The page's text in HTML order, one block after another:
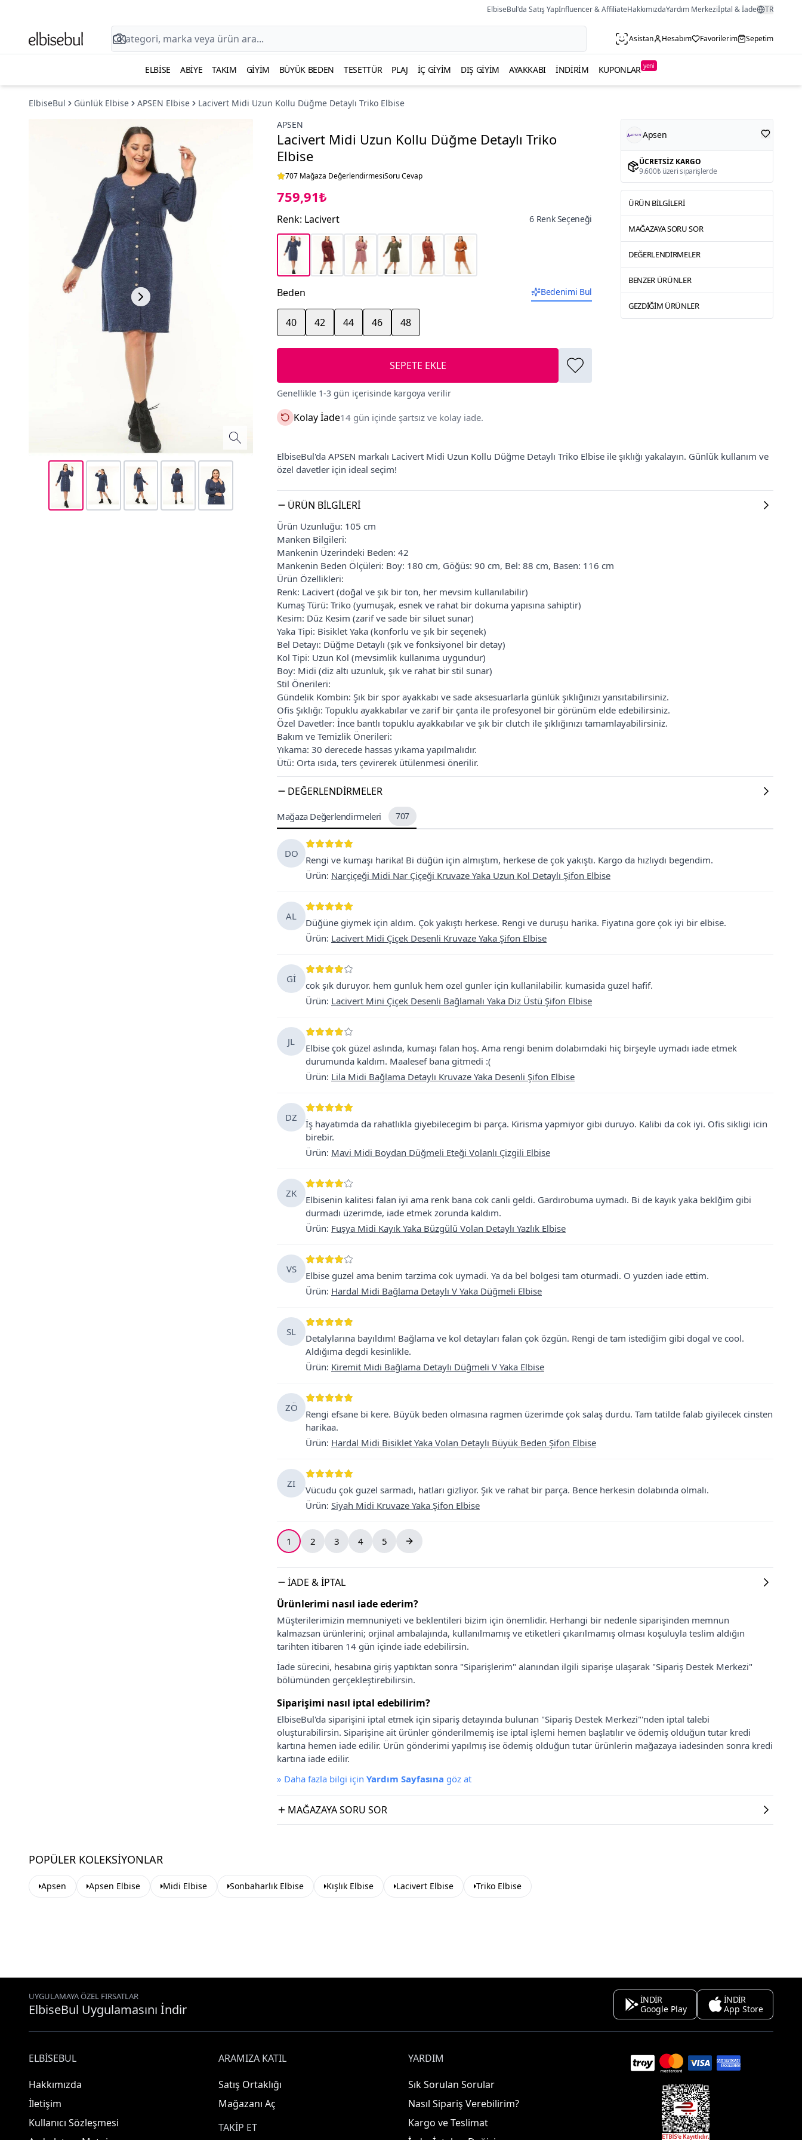
ElbiseBul'da Satış YapInfluencer & AffiliateHakkımızdaYardım Merkeziİptal & İade TR
Asistan Hesabım Favorilerim Sepetim
ELBISE ABIYE TAKIM GIYIM BÜYÜK BEDEN TESETTÜR PLAJ İÇ GIYIM DIŞ GIYIM AYAKKABI İNDIRIM KUPONLAR yeni
ElbiseBul Günlük Elbise APSEN Elbise
Lacivert Midi Uzun Kollu Düğme Detaylı Triko Elbise
APSEN
Lacivert Midi Uzun Kollu Düğme Detaylı Triko
Elbise
707 Mağaza DeğerlendirmesiSoru Cevap
759,91₺
Renk: Lacivert 6 Renk Seçeneği
Beden Bedenimi Bul
40 42 44 46 48
SEPETE EKLE
Genellikle 1-3 gün içerisinde kargoya verilir
Kolay İade14 gün içinde şartsız ve kolay iade.
Apsen
ÜCRETSIZ KARGO
9.600₺ üzeri siparişlerde
ÜRÜN BILGILERI
MAĞAZAYA SORU SOR
DEĞERLENDIRMELER
BENZER ÜRÜNLER
GEZDIĞIM ÜRÜNLER
ElbiseBul'da APSEN markalı Lacivert Midi Uzun Kollu Düğme Detaylı Triko Elbise ile şıklığı yakalayın. Günlük kullanım ve
özel davetler için ideal seçim!
ÜRÜN BILGILERI
Ürün Uzunluğu: 105 cm
Manken Bilgileri:
Mankenin Üzerindeki Beden: 42
Mankenin Beden Ölçüleri: Boy: 180 cm, Göğüs: 90 cm, Bel: 88 cm, Basen: 116 cm
Ürün Özellikleri:
Renk: Lacivert (doğal ve şık bir ton, her mevsim kullanılabilir)
Kumaş Türü: Triko (yumuşak, esnek ve rahat bir dokuma yapısına sahiptir)
Kesim: Düz Kesim (zarif ve sade bir siluet sunar)
Yaka Tipi: Bisiklet Yaka (konforlu ve şık bir seçenek)
Bel Detayı: Düğme Detaylı (şık ve fonksiyonel bir detay)
Kol Tipi: Uzun Kol (mevsimlik kullanıma uygundur)
Boy: Midi (diz altı uzunluk, şık ve rahat bir stil sunar)
Stil Önerileri:
Gündelik Kombin: Şık bir spor ayakkabı ve sade aksesuarlarla günlük şıklığınızı yansıtabilirsiniz.
Ofis Şıklığı: Topuklu ayakkabılar ve zarif bir çanta ile profesyonel bir görünüm elde edebilirsiniz.
Özel Davetler: İnce bantlı topuklu ayakkabılar ve şık bir clutch ile şıklığınızı tamamlayabilirsiniz.
Bakım ve Temizlik Önerileri:
Yıkama: 30 derecede hassas yıkama yapılmalıdır.
Ütü: Orta ısıda, ters çevirerek ütülenmesi önerilir.
DEĞERLENDIRMELER
Mağaza Değerlendirmeleri 707
DO
Rengi ve kumaşı harika! Bi düğün için almıştım, herkese de çok yakıştı. Kargo da hızlıydı begendim.
Ürün: Narçiçeği Midi Nar Çiçeği Kruvaze Yaka Uzun Kol Detaylı Şifon Elbise
AL
Düğüne giymek için aldım. Çok yakıştı herkese. Rengi ve duruşu harika. Fiyatına gore çok iyi bir elbise.
Ürün: Lacivert Midi Çiçek Desenli Kruvaze Yaka Şifon Elbise
Gİ
cok şık duruyor. hem gunluk hem ozel gunler için kullanilabilir. kumasida guzel hafif.
Ürün: Lacivert Mini Çiçek Desenli Bağlamalı Yaka Diz Üstü Şifon Elbise
JL
Elbise çok güzel aslında, kumaşı falan hoş. Ama rengi benim dolabımdaki hiç birşeyle uymadı iade etmek
durumunda kaldım. Maalesef bana gitmedi :(
Ürün: Lila Midi Bağlama Detaylı Kruvaze Yaka Desenli Şifon Elbise
DZ
İş hayatımda da rahatlıkla giyebilecegim bi parça. Kirisma yapmiyor gibi duruyo. Kalibi da cok iyi. Ofis sikligi icin
birebir.
Ürün: Mavi Midi Boydan Düğmeli Eteği Volanlı Çizgili Elbise
ZK
Elbisenin kalitesi falan iyi ama renk bana cok canli geldi. Gardırobuma uymadı. Bi de kayık yaka beklğim gibi
durmadı üzerimde, iade etmek zorunda kaldım.
Ürün: Fuşya Midi Kayık Yaka Büzgülü Volan Detaylı Yazlık Elbise
VS
Elbise guzel ama benim tarzima cok uymadi. Ya da bel bolgesi tam oturmadi. O yuzden iade ettim.
Ürün: Hardal Midi Bağlama Detaylı V Yaka Düğmeli Elbise
SL
Detalylarına bayıldım! Bağlama ve kol detayları falan çok özgün. Rengi de tam istediğim gibi dogal ve cool.
Aldığıma degdi kesinlikle.
Ürün: Kiremit Midi Bağlama Detaylı Düğmeli V Yaka Elbise
ZÖ
Rengi efsane bi kere. Büyük beden olmasına ragmen üzerimde çok salaş durdu. Tam tatilde falab giyilecek cinsten
harikaa.
Ürün: Hardal Midi Bisiklet Yaka Volan Detaylı Büyük Beden Şifon Elbise
ZI
Vücudu çok guzel sarmadı, hatları gizliyor. Şık ve rahat bir parça. Bence herkesin dolabında olmalı.
Ürün: Siyah Midi Kruvaze Yaka Şifon Elbise
1 2 3 4 5
İADE & İPTAL
Ürünlerimi nasıl iade ederim?
Müşterilerimizin memnuniyeti ve beklentileri bizim için önemlidir. Herhangi bir nedenle siparişinden memnun
kalmazsan ürünlerini; orjinal ambalajında, kullanılmamış ve etiketleri çıkarılmamış olması koşuluyla teslim aldığın
tarihten itibaren 14 gün içinde iade edebilirsin.
İade sürecini, hesabına giriş yaptıktan sonra "Siparişlerim" alanından ilgili siparişe ulaşarak "Sipariş Destek Merkezi"
bölümünden gerçekleştirebilirsin.
Siparişimi nasıl iptal edebilirim?
ElbiseBul'da siparişini iptal etmek için sipariş detayında bulunan "Sipariş Destek Merkezi"'nden iptal talebi
oluşturabilirsin. Siparişine ait ürünler gönderilmemiş ise iptal işlemi hemen başlatılır ve ödemiş olduğun tutar kredi
kartına hemen iade edilir. Ürün gönderimi yapılmış ise ödemiş olduğun tutar ürünlerin mağazaya iadesinden sonra kredi
kartına iade edilir.
» Daha fazla bilgi için Yardım Sayfasına göz at
MAĞAZAYA SORU SOR
POPÜLER KOLEKSIYONLAR
Apsen Apsen Elbise Midi Elbise Sonbaharlık Elbise Kışlık Elbise Lacivert Elbise Triko Elbise
UYGULAMAYA ÖZEL FIRSATLAR
ElbiseBul Uygulamasını İndir
İNDİR
Google Play
İNDİR
App Store
ELBISEBUL
Hakkımızda
İletişim
Kullanıcı Sözleşmesi
ARAMIZA KATIL
Satış Ortaklığı
Mağazanı Aç
TAKIP ET
YARDIM
Sık Sorulan Sorular
Nasıl Sipariş Verebilirim?
Kargo ve Teslimat